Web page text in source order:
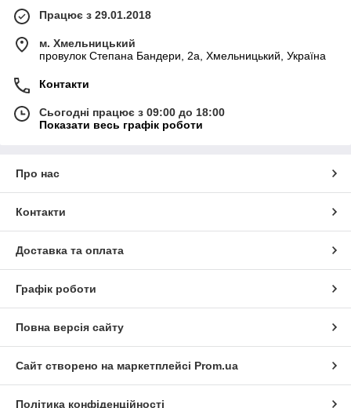
Працює з 29.01.2018
м. Хмельницький
провулок Степана Бандери, 2a, Хмельницький, Україна
Контакти
Сьогодні працює з 09:00 до 18:00
Показати весь графік роботи
Про нас
Контакти
Доставка та оплата
Графік роботи
Повна версія сайту
Сайт створено на маркетплейсі Prom.ua
Політика конфіденційності